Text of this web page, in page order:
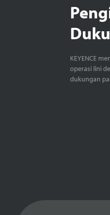
KEYENCE
operasi lini
dukungan